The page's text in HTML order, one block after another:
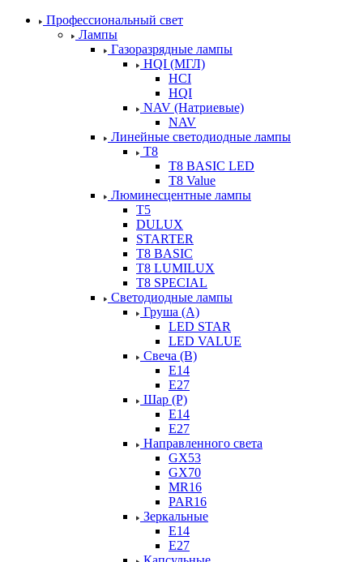
Профессиональный свет
Лампы
Газоразрядные лампы
HQI (МГЛ)
HCI
HQI
NAV (Натриевые)
NAV
Линейные светодиодные лампы
T8
T8 BASIC LED
T8 Value
Люминесцентные лампы
T5
DULUX
STARTER
T8 BASIC
T8 LUMILUX
T8 SPECIAL
Светодиодные лампы
Груша (А)
LED STAR
LED VALUE
Свеча (В)
Е14
Е27
Шар (Р)
Е14
Е27
Направленного света
GX53
GX70
MR16
PAR16
Зеркальные
E14
E27